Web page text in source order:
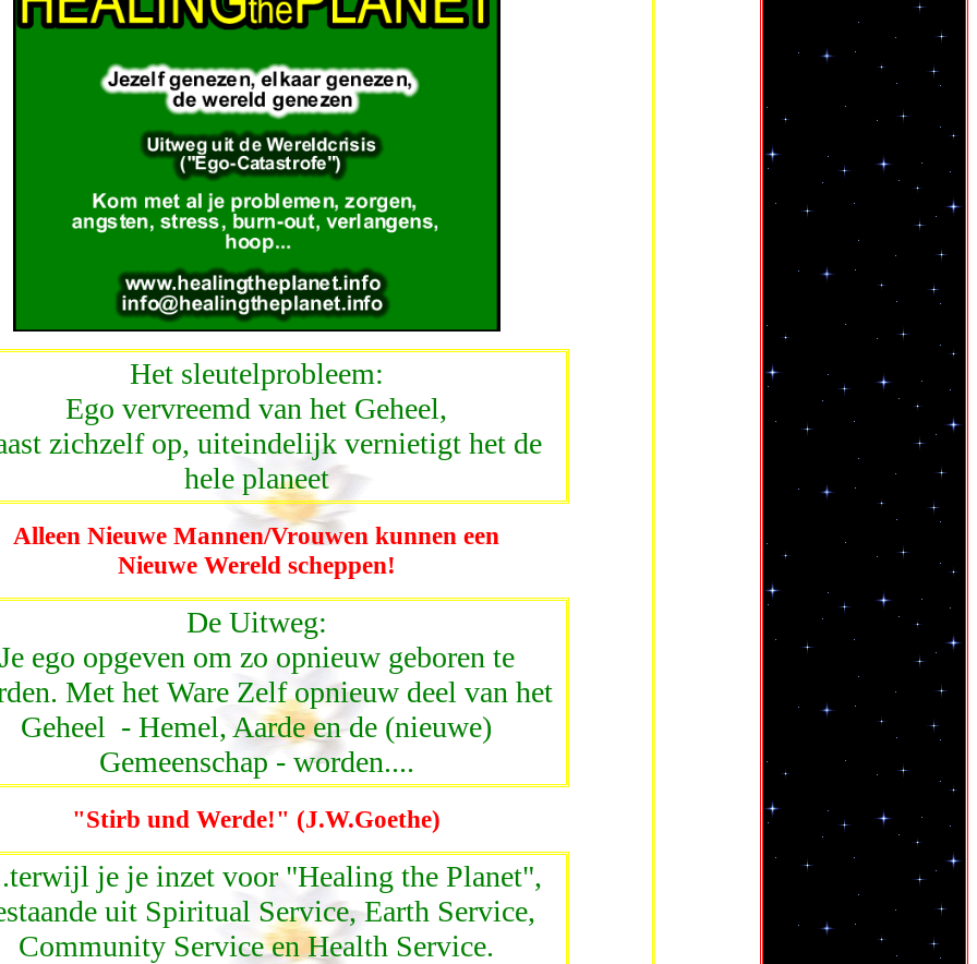
Het sleutelprobleem:
Ego vervreemd van het Geheel,
zichzelf op, uiteindelijk vernietigt het de
hele planeet
Alleen Nieuwe Mannen/Vrouwen kunnen een
Nieuwe Wereld scheppen!
De Uitweg:
ego opgeven om zo opnieuw geboren te
Met het Ware Zelf opnieuw deel van het
Geheel - Hemel, Aarde en de (nieuwe)
Gemeenschap - worden....
"Stirb und Werde!" (J.W.Goethe)
je je inzet voor "Healing the Planet",
uit Spiritual Service, Earth Service,
Community Service en Health Service.